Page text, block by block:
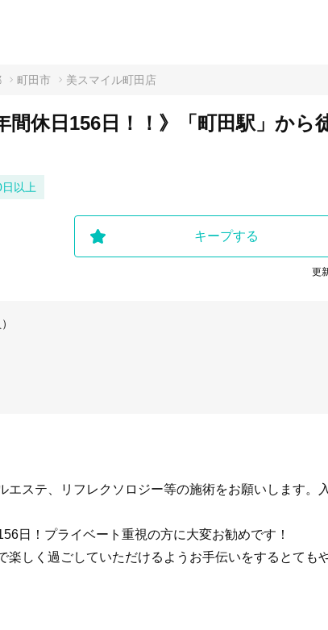
町田市 美スマイル町田店
間休日156日！！》「町田駅」か
以上
キープする
更
エステ、リフレクソロジー等の施術をお願いします
日！プライベート重視の方に大変お勧めです！
楽しく過ごしていただけるようお手伝いをするとても